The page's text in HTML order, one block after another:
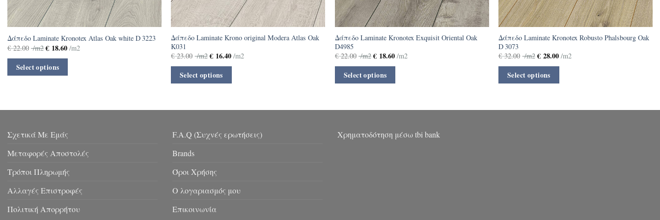
Δάπεδο Laminate Kronotex Atlas Oak white D 3223
€22.00 /m2 € 18.60 /m2
Select options
Δάπεδο Laminate Krono original Modera Atlas Oak
K031
€23.00 /m2 €16.40/m2
Select options
Δάπεδο Laminate Kronotex Exquisit Oriental Oak
D4985
€22.00 /m2 € 18.60 /m2
Select options
Δάπεδο Laminate Kronotex Robusto Phalsbourg Oak
D 3073
€32.00 /m2 €28.00/m2
Select options
Σχετικά Με Εμάς
Μεταφορές Αποστολές
Τρόποι Πληρωμής
Αλλαγές Επιστροφές
Πολιτική Απορρήτου
F.A.Q (Συχνές ερωτήσεις)
Brands
Όροι Χρήσης
Ο λογαριασμός μου
Επικοινωνία
Χρηματοδότηση μέσω tbi bank